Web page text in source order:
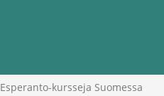
Esperanto-kursseja Suomessa